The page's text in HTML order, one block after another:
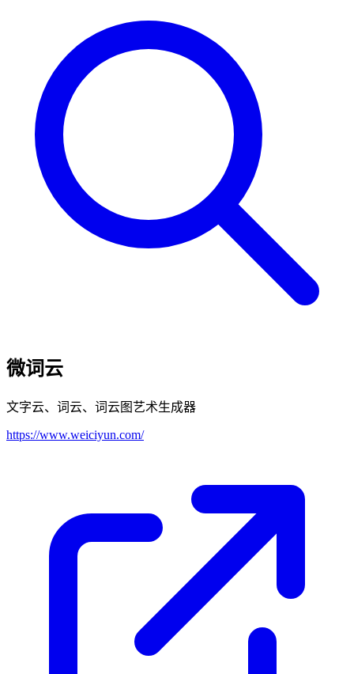
微词云
文字云、词云、词云图艺术生成器
https://www.weiciyun.com/